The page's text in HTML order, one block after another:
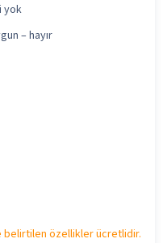
yok
– hayır
belirtilen özellikler ücretlidir.